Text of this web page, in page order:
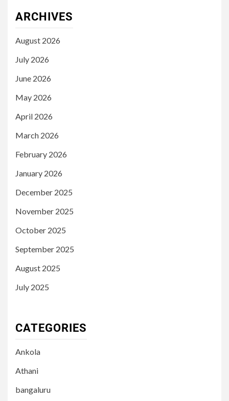
ARCHIVES
August 2026
July 2026
June 2026
May 2026
April 2026
March 2026
February 2026
January 2026
December 2025
November 2025
October 2025
September 2025
August 2025
July 2025
CATEGORIES
Ankola
Athani
bangaluru